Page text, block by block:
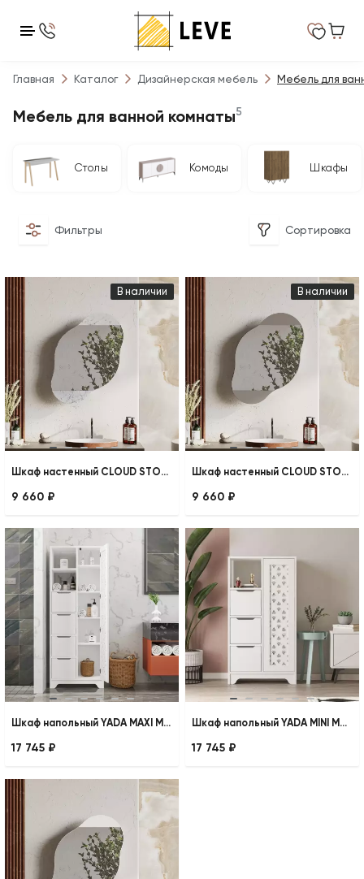
Главная Каталог Дизайнерская мебель Мебель для
Мебель для ванной комнаты5
Столы Комоды Шкафы
Фильтры Сортировка
В наличии
Шкаф настенный CLOUD STORAGE WALL MIRROR
9 660 ₽
В наличии
Шкаф настенный CLOUD STORAGE WALL MIRROR
9 660 ₽
Шкаф напольный YADA MAXI MULTIPURPOSE CABINET
17 745 ₽
Шкаф напольный YADA MINI MULTIPURPOSE CABINET
17 745 ₽